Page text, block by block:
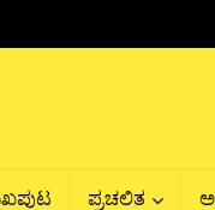
ಪ್ರಚಲಿತ